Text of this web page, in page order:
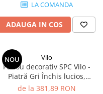
LA COMANDA
ADAUGA IN COS
NOU Vilo
Panou decorativ SPC Vilo -
Piatră Gri Închis lucios,
600×300×4 mm, 2.34 mp/cutie
de la 381,89 RON